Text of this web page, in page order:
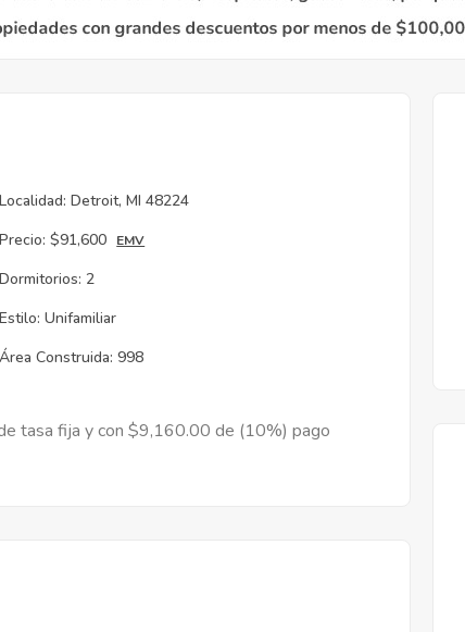
Localidad: Detroit, MI 48224
Precio: $91,600 EMV
Dormitorios: 2
Estilo: Unifamiliar
Área Construida: 998
tasa fija y con $9,160.00 de (10%) pago